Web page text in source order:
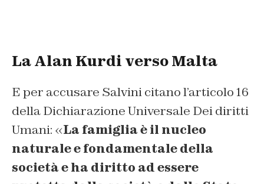
La Alan Kurdi verso Malta
E per accusare Salvini citano l’articolo 16
della Dichiarazione Universale Dei diritti
Umani: «La famiglia è il nucleo
naturale e fondamentale della
società e ha diritto ad essere